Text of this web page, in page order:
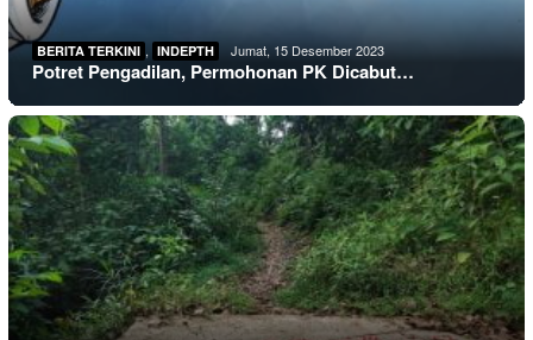
BERITA TERKINI , INDEPTH Jumat, 15 Desember 2023
Potret Pengadilan, Permohonan PK Dicabut…